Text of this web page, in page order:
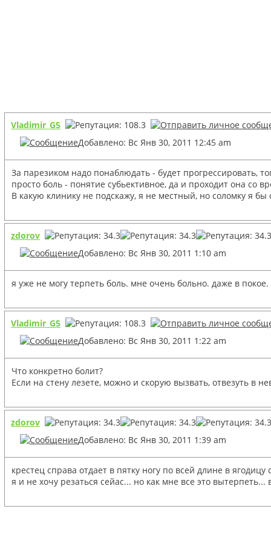
Vladimir_G5
Добавлено: Вс Янв 30, 2011 12:45 am
За парезиком надо понаблюдать - будет прогрессировать,
просто боль - понятие субьективное, да и проходит она со
В какую клинику не подскажу, я не местный, но соломку я
zdorov
Добавлено: Вс Янв 30, 2011 1:10 am
я уже не могу терпеть боль. мне очень больно. даже в
Vladimir_G5
Добавлено: Вс Янв 30, 2011 1:22 am
Что конкретно болит?
Если на стену лезете, можно и скорую вызвать, отвезуть в
zdorov
Добавлено: Вс Янв 30, 2011 1:39 am
крестец справа отдает в пятку ногу по всей длине в
я и не хочу резаться сейас... но как мне все это